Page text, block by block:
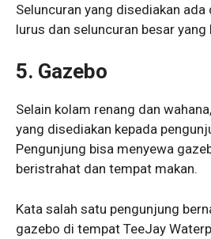
Seluncuran yang disediakan
lurus dan seluncuran besar yang
5. Gazebo
Selain kolam renang dan
yang disediakan kepada
Pengunjung bisa menyewa
beristrahat dan tempat makan.
Kata salah satu pengunjung
gazebo di tempat TeeJay